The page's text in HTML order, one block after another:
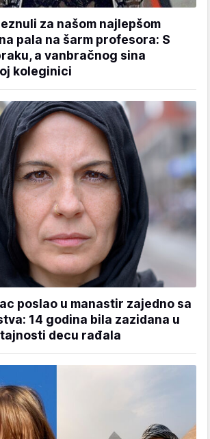
za našom najlepšom
pala na šarm profesora: S
a vanbračnog sina
koleginici
poslao u manastir zajedno sa
14 godina bila zazidana u
decu rađala